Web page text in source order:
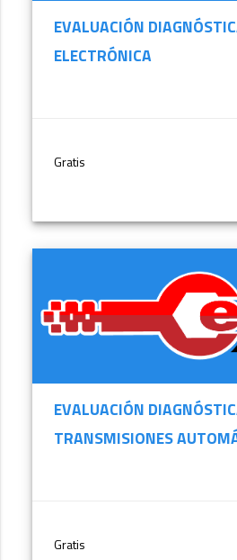
EVALUACIÓN
ELECTRÓNICA
Gratis
EVALUACIÓN
TRANSMISIONES
Gratis